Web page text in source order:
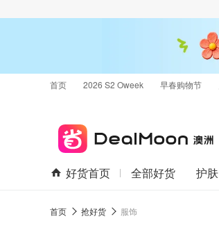
首页 2026 S2 Oweek 早春购物节
好货首页 全部好货 护肤
首页 抢好货 服饰